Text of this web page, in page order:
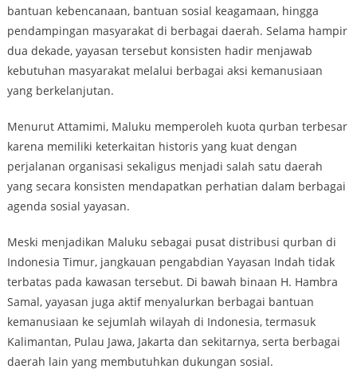
bantuan kebencanaan, bantuan sosial keagamaan, hingga
pendampingan masyarakat di berbagai daerah. Selama hampir
dua dekade, yayasan tersebut konsisten hadir menjawab
kebutuhan masyarakat melalui berbagai aksi kemanusiaan
yang berkelanjutan.
Menurut Attamimi, Maluku memperoleh kuota qurban terbesar
karena memiliki keterkaitan historis yang kuat dengan
perjalanan organisasi sekaligus menjadi salah satu daerah
yang secara konsisten mendapatkan perhatian dalam berbagai
agenda sosial yayasan.
Meski menjadikan Maluku sebagai pusat distribusi qurban di
Indonesia Timur, jangkauan pengabdian Yayasan Indah tidak
terbatas pada kawasan tersebut. Di bawah binaan H. Hambra
Samal, yayasan juga aktif menyalurkan berbagai bantuan
kemanusiaan ke sejumlah wilayah di Indonesia, termasuk
Kalimantan, Pulau Jawa, Jakarta dan sekitarnya, serta berbagai
daerah lain yang membutuhkan dukungan sosial.